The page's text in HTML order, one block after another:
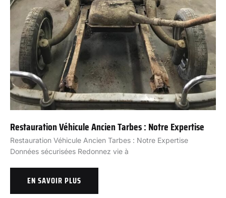
Restauration Véhicule Ancien Tarbes : Notre Expertise
Restauration Véhicule Ancien Tarbes : Notre Expertise
Données sécurisées Redonnez vie à
EN SAVOIR PLUS